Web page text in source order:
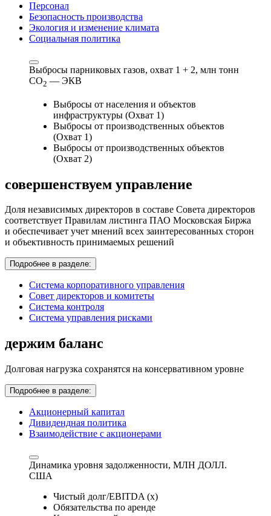
Персонал
Безопасность производства
Экология и изменение климата
Социальная политика
Выбросы парниковых газов, охват 1 + 2, млн тонн
СО2 — ЭКВ
Выбросы от населения и объектов
инфраструктуры (Охват 1)
Выбросы от производственных объектов
(Охват 1)
Выбросы от производственных объектов
(Охват 2)
совершенствуем управление
Доля независимых директоров в составе Совета директоров
соответствует Правилам листинга ПАО Московская Биржа
и обеспечивает учет мнений всех заинтересованных сторон
и объективность принимаемых решений
Подробнее в разделе:
Система корпоративного управления
Совет директоров и комитеты
Система контроля
Система управления рисками
держим баланс
Долговая нагрузка сохранятся на консервативном уровне
Подробнее в разделе:
Акционерный капитал
Дивидендная политика
Взаимодействие с акционерами
Динамика уровня задолженности, МЛН ДОЛЛ.
США
Чистый долг/EBITDA (x)
Обязательства по аренде